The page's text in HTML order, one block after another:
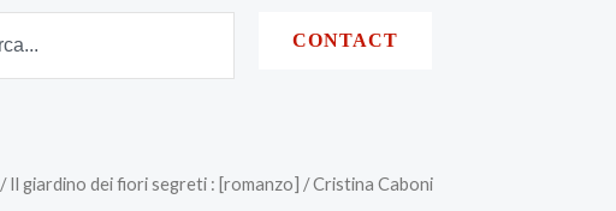
CONTACT
/ Il giardino dei fiori segreti : [romanzo] / Cristina Caboni